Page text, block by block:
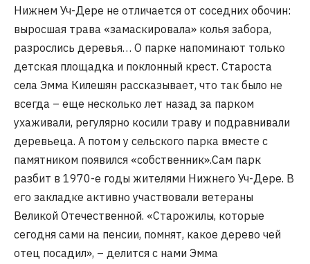
Нижнем Уч-Дере не отличается от соседних обочин:
выросшая трава «замаскировала» колья забора,
разрослись деревья… О парке напоминают только
детская площадка и поклонный крест. Староста
села Эмма Килешян рассказывает, что так было не
всегда – еще несколько лет назад за парком
ухаживали, регулярно косили траву и подравнивали
деревьеца. А потом у сельского парка вместе с
памятником появился «собственник».Сам парк
разбит в 1970-е годы жителями Нижнего Уч-Дере. В
его закладке активно участвовали ветераны
Великой Отечественной. «Старожилы, которые
сегодня сами на пенсии, помнят, какое дерево чей
отец посадил», – делится с нами Эмма